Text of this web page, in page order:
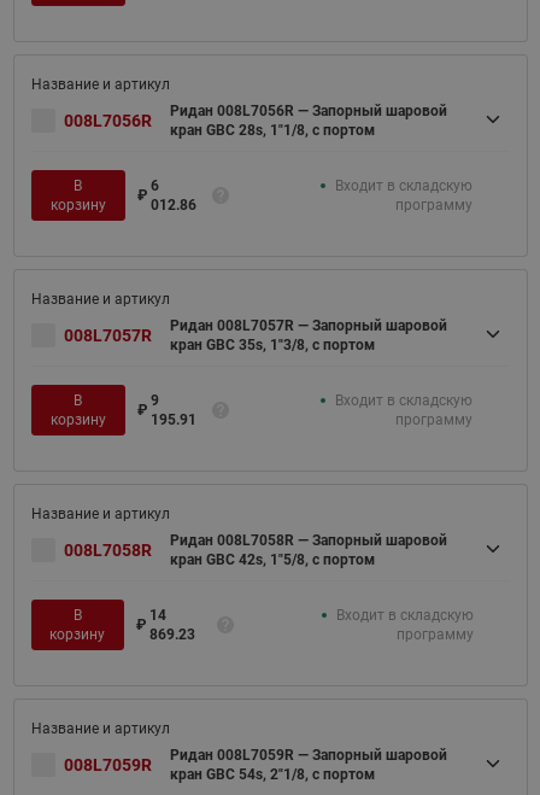
008L7056R
Ридан 008L7056R — Запорный шаровой
кран GBC 28s, 1"1/8, с портом
В
корзину
₽
6
012.86
Входит в складскую
программу
008L7057R
Ридан 008L7057R — Запорный шаровой
кран GBC 35s, 1"3/8, с портом
В
корзину
₽
9
195.91
Входит в складскую
программу
008L7058R
Ридан 008L7058R — Запорный шаровой
кран GBC 42s, 1"5/8, с портом
В
корзину
₽
14
869.23
Входит в складскую
программу
008L7059R
Ридан 008L7059R — Запорный шаровой
кран GBC 54s, 2"1/8, с портом